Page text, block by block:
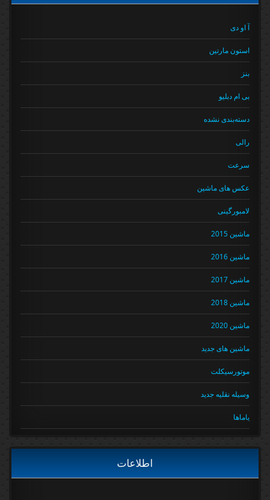
آ او دی
استون مارتین
بی ام دبلیو
دسته‌بندی نشده
رالی
سرعت
عکس های ماشین
لامبورگینی
ماشین 2015
ماشین 2016
ماشین 2017
ماشین 2018
ماشین 2020
ماشین های جدید
موتورسیکلت
وسیله نقلیه جدید
یاماها
اطلاعات